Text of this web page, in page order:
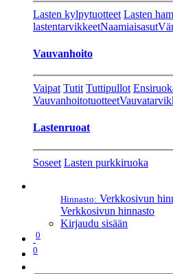
Lasten kylpytuotteet Lasten
lastentarvikkeetNaamiaisasut
Vauvanhoito
Vaipat Tutit Tuttipullot
Vauvanhoitotuotteet
Lastenruoat
Soseet Lasten purkkiruoka
Hinnasto: Verkkosivun
Verkkosivun hinnasto
Kirjaudu sisään
0
0